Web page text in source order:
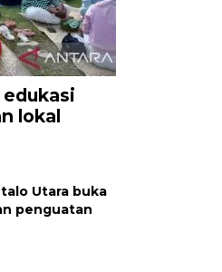
lokal
Utara buka
penguatan